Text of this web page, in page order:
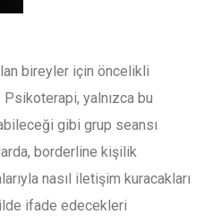
bireyler için öncelikli
yalnızca bu
gibi grup seansı
borderline kişilik
nasıl iletişim kuracakları
ifade edecekleri